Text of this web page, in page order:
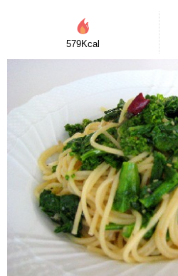
579Kcal